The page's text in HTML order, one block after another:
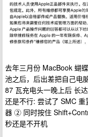
去年三月份 MacBook 蝴
池之后，后出差把自己电
87 瓦充电头一晚上后 长
还是不行: 尝试了 SMC
器 ② 同时按住
秒还是不开机